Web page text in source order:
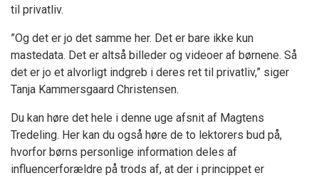
til privatliv.
”Og det er jo det samme her. Det er bare ikke kun
mastedata. Det er altså billeder og videoer af børnene. Så
det er jo et alvorligt indgreb i deres ret til privatliv,” siger
Tanja Kammersgaard Christensen.
Du kan høre det hele i denne uge afsnit af Magtens
Tredeling. Her kan du også høre de to lektorers bud på,
hvorfor børns personlige information deles af
influencerforældre på trods af, at der i princippet er